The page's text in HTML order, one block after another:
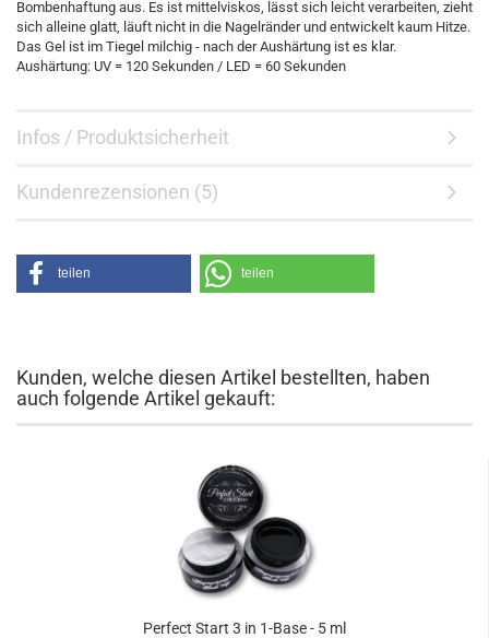
Bombenhaftung aus. Es ist mittelviskos, lässt sich leicht verarbeiten, zieht
sich alleine glatt, läuft nicht in die Nagelränder und entwickelt kaum Hitze.
Das Gel ist im Tiegel milchig - nach der Aushärtung ist es klar.
Aushärtung: UV = 120 Sekunden / LED = 60 Sekunden
Infos / Produktsicherheit
Kundenrezensionen (5)
teilen teilen
Kunden, welche diesen Artikel bestellten, haben
auch folgende Artikel gekauft:
Perfect Start 3 in 1-Base - 5 ml